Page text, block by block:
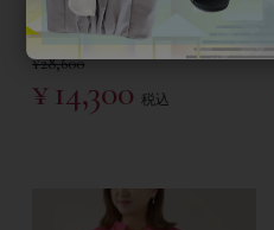
バードモチーフ半袖ストライプ
シャツ
¥28,600
¥ 14,300 税込